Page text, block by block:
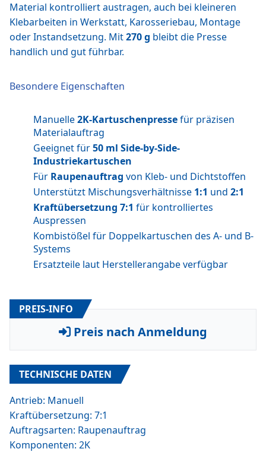
Material kontrolliert austragen, auch bei kleineren
Klebarbeiten in Werkstatt, Karosseriebau, Montage
oder Instandsetzung. Mit270 g bleibt die Presse
handlich und gut führbar.
Besondere Eigenschaften
Manuelle2K-Kartuschenpressefür präzisen
Materialauftrag
Geeignet für50 ml Side-by-Side-
Industriekartuschen
Für Raupenauftrag von Kleb- und Dichtstoffen
Unterstützt Mischungsverhältnisse 1:1 und 2:1
Kraftübersetzung 7:1 für kontrolliertes
Auspressen
Kombistößel für Doppelkartuschen des A- und B-
Systems
Ersatzteile laut Herstellerangabe verfügbar
PREIS-INFO
Preis nach Anmeldung
TECHNISCHE DATEN
Antrieb: Manuell
Kraftübersetzung: 7:1
Auftragsarten: Raupenauftrag
Komponenten: 2K